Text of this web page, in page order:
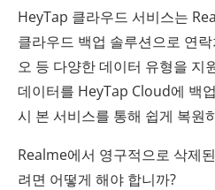
HeyTap 클라우드 서비스는
클라우드 백업 솔루션으로 연
오 등 다양한 데이터 유형을 지
데이터를 HeyTap Cloud에 백
시 본 서비스를 통해 쉽게 복원
Realme에서 영구적으로 삭제
려면 어떻게 해야 합니까?